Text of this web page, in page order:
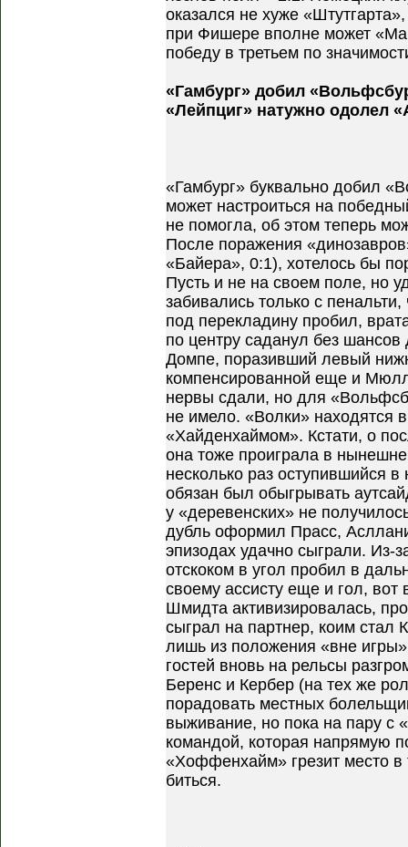
оказался не хуже
при Фишере вполне может
победу в третьем по
«Гамбург» добил
«Лейпциг» натужно одолел
«Гамбург» буквально добил
может настроиться на
не помогла, об этом теперь
После поражения
«Байера», 0:1), хотелось бы
Пусть и не на своем поле, но
забивались только с
под перекладину пробил,
по центру саданул без шансов
Домпе, поразивший левый
компенсированной еще и
нервы сдали, но для
не имело. «Волки» находятся
«Хайденхаймом». Кстати, о
она тоже проиграла в
несколько раз оступившийся
обязан был обыгрывать
у «деревенских» не
дубль оформил Прасс,
эпизодах удачно сыграли. Из-
отскоком в угол пробил в
своему ассисту еще и гол, вот
Шмидта активизировалась,
сыграл на партнер, коим стал
лишь из положения «вне
гостей вновь на рельсы
Беренс и Кербер (на тех же
порадовать местных
выживание, но пока на пару с
командой, которая напрямую
«Хоффенхайм» грезит место в
биться.